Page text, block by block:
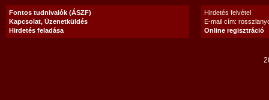
Fontos tudnivalók (ÁSZF)
Kapcsolat, Üzenetküldés
Hirdetés feladása
Hirdetés felvétel
E-mail cím:
Online regisztráció